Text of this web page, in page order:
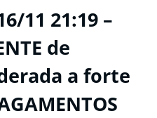
11 21:19 –
de
a forte